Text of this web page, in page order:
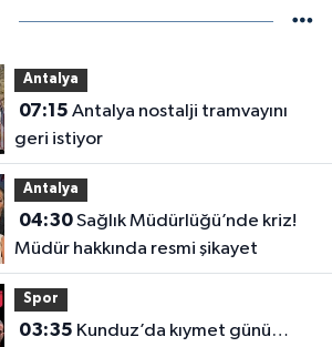
Antalya
07:15
geri istiyor
Antalya
04:30Sağlık Müdürlüğü’nde kriz!
Müdür hakkında resmi şikayet
Spor
03:35